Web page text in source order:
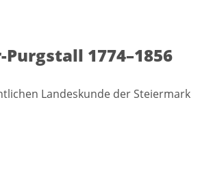
1774–1856
Landeskunde der Steiermark